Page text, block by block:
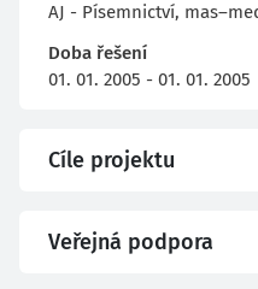
AJ - Písemnictví,
Doba řešení
01. 01. 2005 - 01. 01. 2005
Cíle projektu
Veřejná podpora